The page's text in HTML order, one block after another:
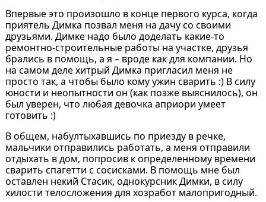
Впервые это произошло в конце первого курса, когда
приятель Димка позвал меня на дачу со своими
друзьями. Димке надо было доделать какие-то
ремонтно-строительные работы на участке, друзья
брались в помощь, а я – вроде как для компании. Но
на самом деле хитрый Димка пригласил меня не
просто так, а чтобы было кому ужин сварить :) В силу
юности и неопытности он (как позже выяснилось), он
был уверен, что любая девочка априори умеет
готовить :)
В общем, набултыхавшись по приезду в речке,
мальчики отправились работать, а меня отправили
отдыхать в дом, попросив к определенному времени
сварить спагетти с сосисками. В помощь мне был
оставлен некий Стасик, однокурсник Димки, в силу
хилости телосложения для хозработ малопригодный.